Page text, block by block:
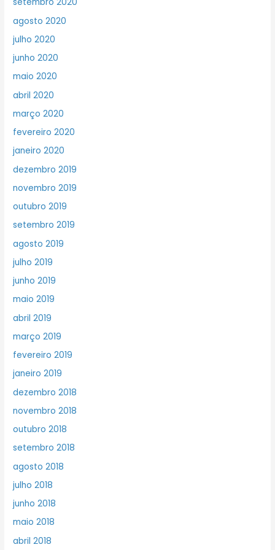
setembro 2020
agosto 2020
julho 2020
junho 2020
maio 2020
abril 2020
março 2020
fevereiro 2020
janeiro 2020
dezembro 2019
novembro 2019
outubro 2019
setembro 2019
agosto 2019
julho 2019
junho 2019
maio 2019
abril 2019
março 2019
fevereiro 2019
janeiro 2019
dezembro 2018
novembro 2018
outubro 2018
setembro 2018
agosto 2018
julho 2018
junho 2018
maio 2018
abril 2018